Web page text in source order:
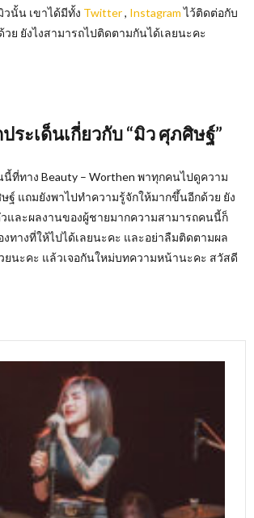
นั้น เขาได้มีทั้ง Twitter, Instagramไว้ติดต่อกับ
ย ยังไงสามารถไปติดตามกันได้เลยนะคะ
ระเด็นเกี่ยวกับ “มิว ศุภศิษฐ์”
ที่ทาง Beauty – Worthen พาทุกคนไปดูความ
แถมยังพาไปทำความรู้จักให้มากขึ้นอีกด้วย ยัง
และผลงานของผู้ชายมากความสามารถคนนี้ก็
ทางที่ให้ไปได้เลยนะคะ และอย่าลืมติดตามผล
นะคะ แล้วเจอกันใหม่บทความหน้านะคะ สวัสดี